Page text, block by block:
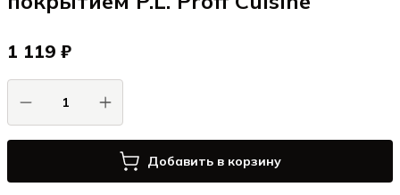
1 119 ₽
Добавить в корзину